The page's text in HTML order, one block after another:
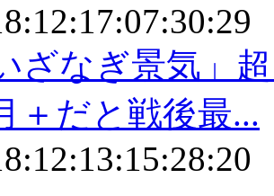
いざなぎ景気
＋だと戦後最...